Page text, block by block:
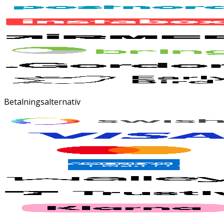
Betalningsalternativ